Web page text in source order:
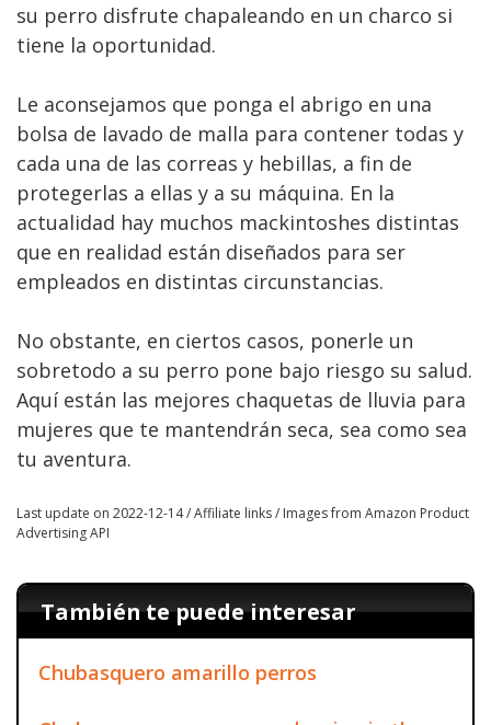
su perro disfrute chapaleando en un charco si
tiene la oportunidad.
Le aconsejamos que ponga el abrigo en una
bolsa de lavado de malla para contener todas y
cada una de las correas y hebillas, a fin de
protegerlas a ellas y a su máquina. En la
actualidad hay muchos mackintoshes distintas
que en realidad están diseñados para ser
empleados en distintas circunstancias.
No obstante, en ciertos casos, ponerle un
sobretodo a su perro pone bajo riesgo su salud.
Aquí están las mejores chaquetas de lluvia para
mujeres que te mantendrán seca, sea como sea
tu aventura.
Last update on 2022-12-14 / Affiliate links / Images from Amazon Product
Advertising API
También te puede interesar
Chubasquero amarillo perros